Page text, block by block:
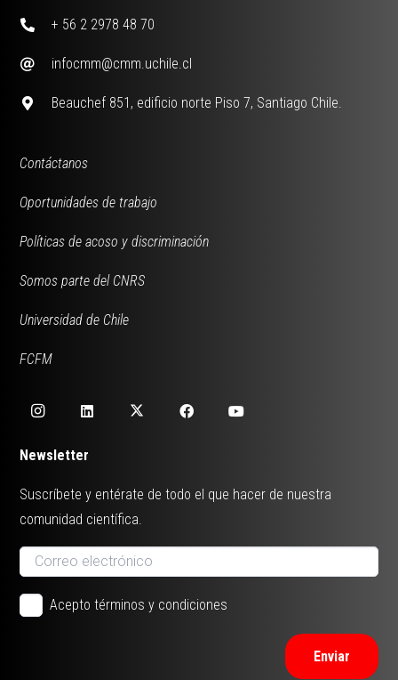
+ 56 2 2978 48 70
infocmm@cmm.uchile.cl
Beauchef 851, edificio norte Piso 7, Santiago Chile.
Contáctanos
Oportunidades de trabajo
Políticas de acoso y discriminación
Somos parte del CNRS
Universidad de Chile
FCFM
Newsletter
Suscríbete y entérate de todo el que hacer de nuestra
comunidad científica.
Acepto términos y condiciones
Enviar